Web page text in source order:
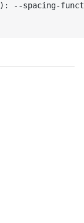
): --spacing-